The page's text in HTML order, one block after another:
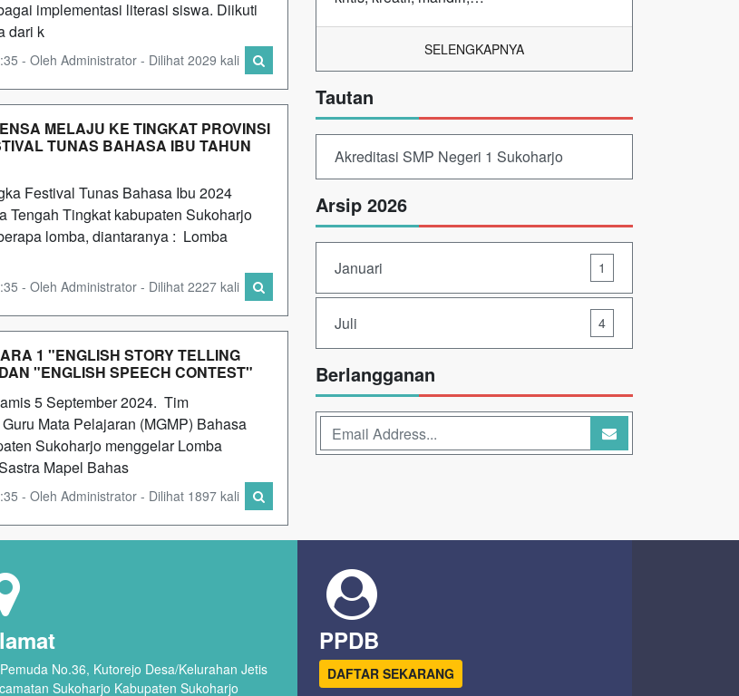
implementasi literasi siswa. Diikuti
dari k
- Oleh Administrator - Dilihat 2029 kali
MELAJU KE TINGKAT PROVINSI
TUNAS BAHASA IBU TAHUN
Festival Tunas Bahasa Ibu 2024
Tengah Tingkat kabupaten Sukoharjo
lomba, diantaranya : Lomba
- Oleh Administrator - Dilihat 2227 kali
1 "ENGLISH STORY TELLING
"ENGLISH SPEECH CONTEST"
5 September 2024. Tim
Mata Pelajaran (MGMP) Bahasa
Sukoharjo menggelar Lomba
Mapel Bahas
- Oleh Administrator - Dilihat 1897 kali
SELENGKAPNYA
Tautan
Akreditasi SMP Negeri 1 Sukoharjo
Arsip 2026
Januari 1
Juli 4
Berlangganan
No.36, Kutorejo Desa/Kelurahan Jetis
Sukoharjo Kabupaten Sukoharjo
PPDB
DAFTAR SEKARANG